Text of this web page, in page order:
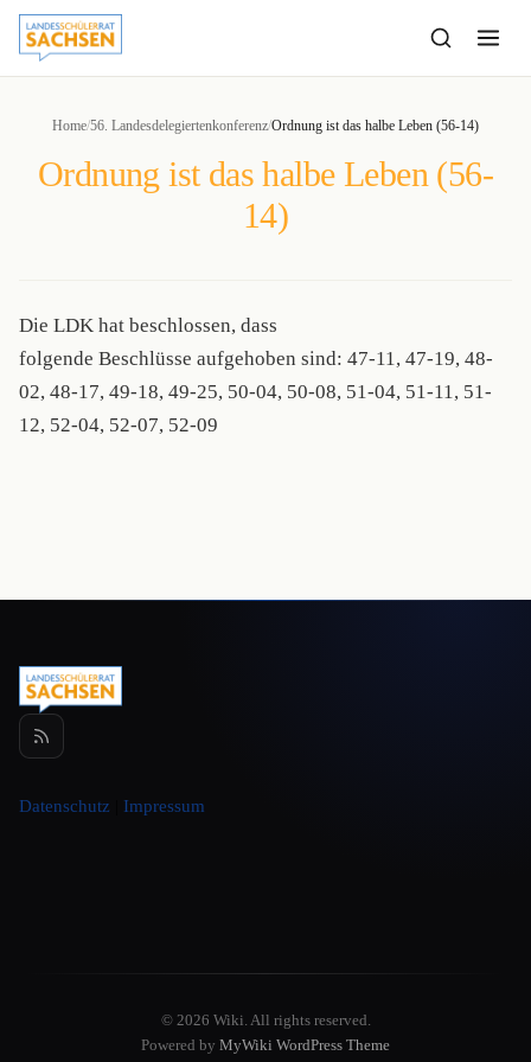
content
Home/56. Landesdelegiertenkonferenz/Ordnung ist das halbe Leben (56-14)
Ordnung ist das halbe Leben (56-
14)
Die LDK hat beschlossen, dass
folgende Beschlüsse aufgehoben sind: 47-11, 47-19, 48-
02, 48-17, 49-18, 49-25, 50-04, 50-08, 51-04, 51-11, 51-
12, 52-04, 52-07, 52-09
Datenschutz Impressum
© 2026 Wiki. All rights reserved.
Powered by MyWiki WordPress Theme